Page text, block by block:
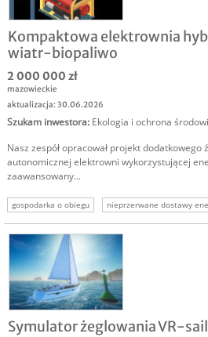
Kompaktowa elektrownia
wiatr-biopaliwo
2 000 000 zł
mazowieckie
aktualizacja: 30.06.2026
Szukam inwestora: Ekologia i ochrona
Nasz zespół opracował projekt dodatkowego
autonomicznej elektrowni wykorzystującej
zaawansowany...
gospodarka o obiegu nieprzerwane dostawy
oszczędność biopaliwa
Symulator żeglowania VR-